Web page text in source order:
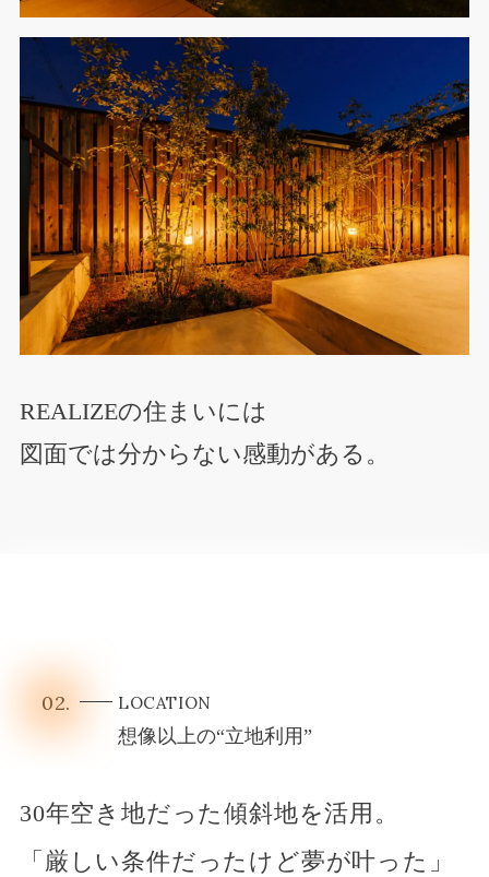
REALIZEの住まいには
図面では分からない感動がある。
02. LOCATION
想像以上の“立地利用”
30年空き地だった傾斜地を活用。
「厳しい条件だったけど夢が叶った」